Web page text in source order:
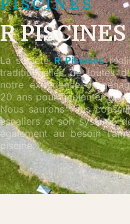
PISCINES
R PISCINES
La sociétéR Piscines
traditionnelles de toutes
notre expérience
20 ans pour implanter
Nous saurons vous
escaliers et son système
également au besoin
piscine.